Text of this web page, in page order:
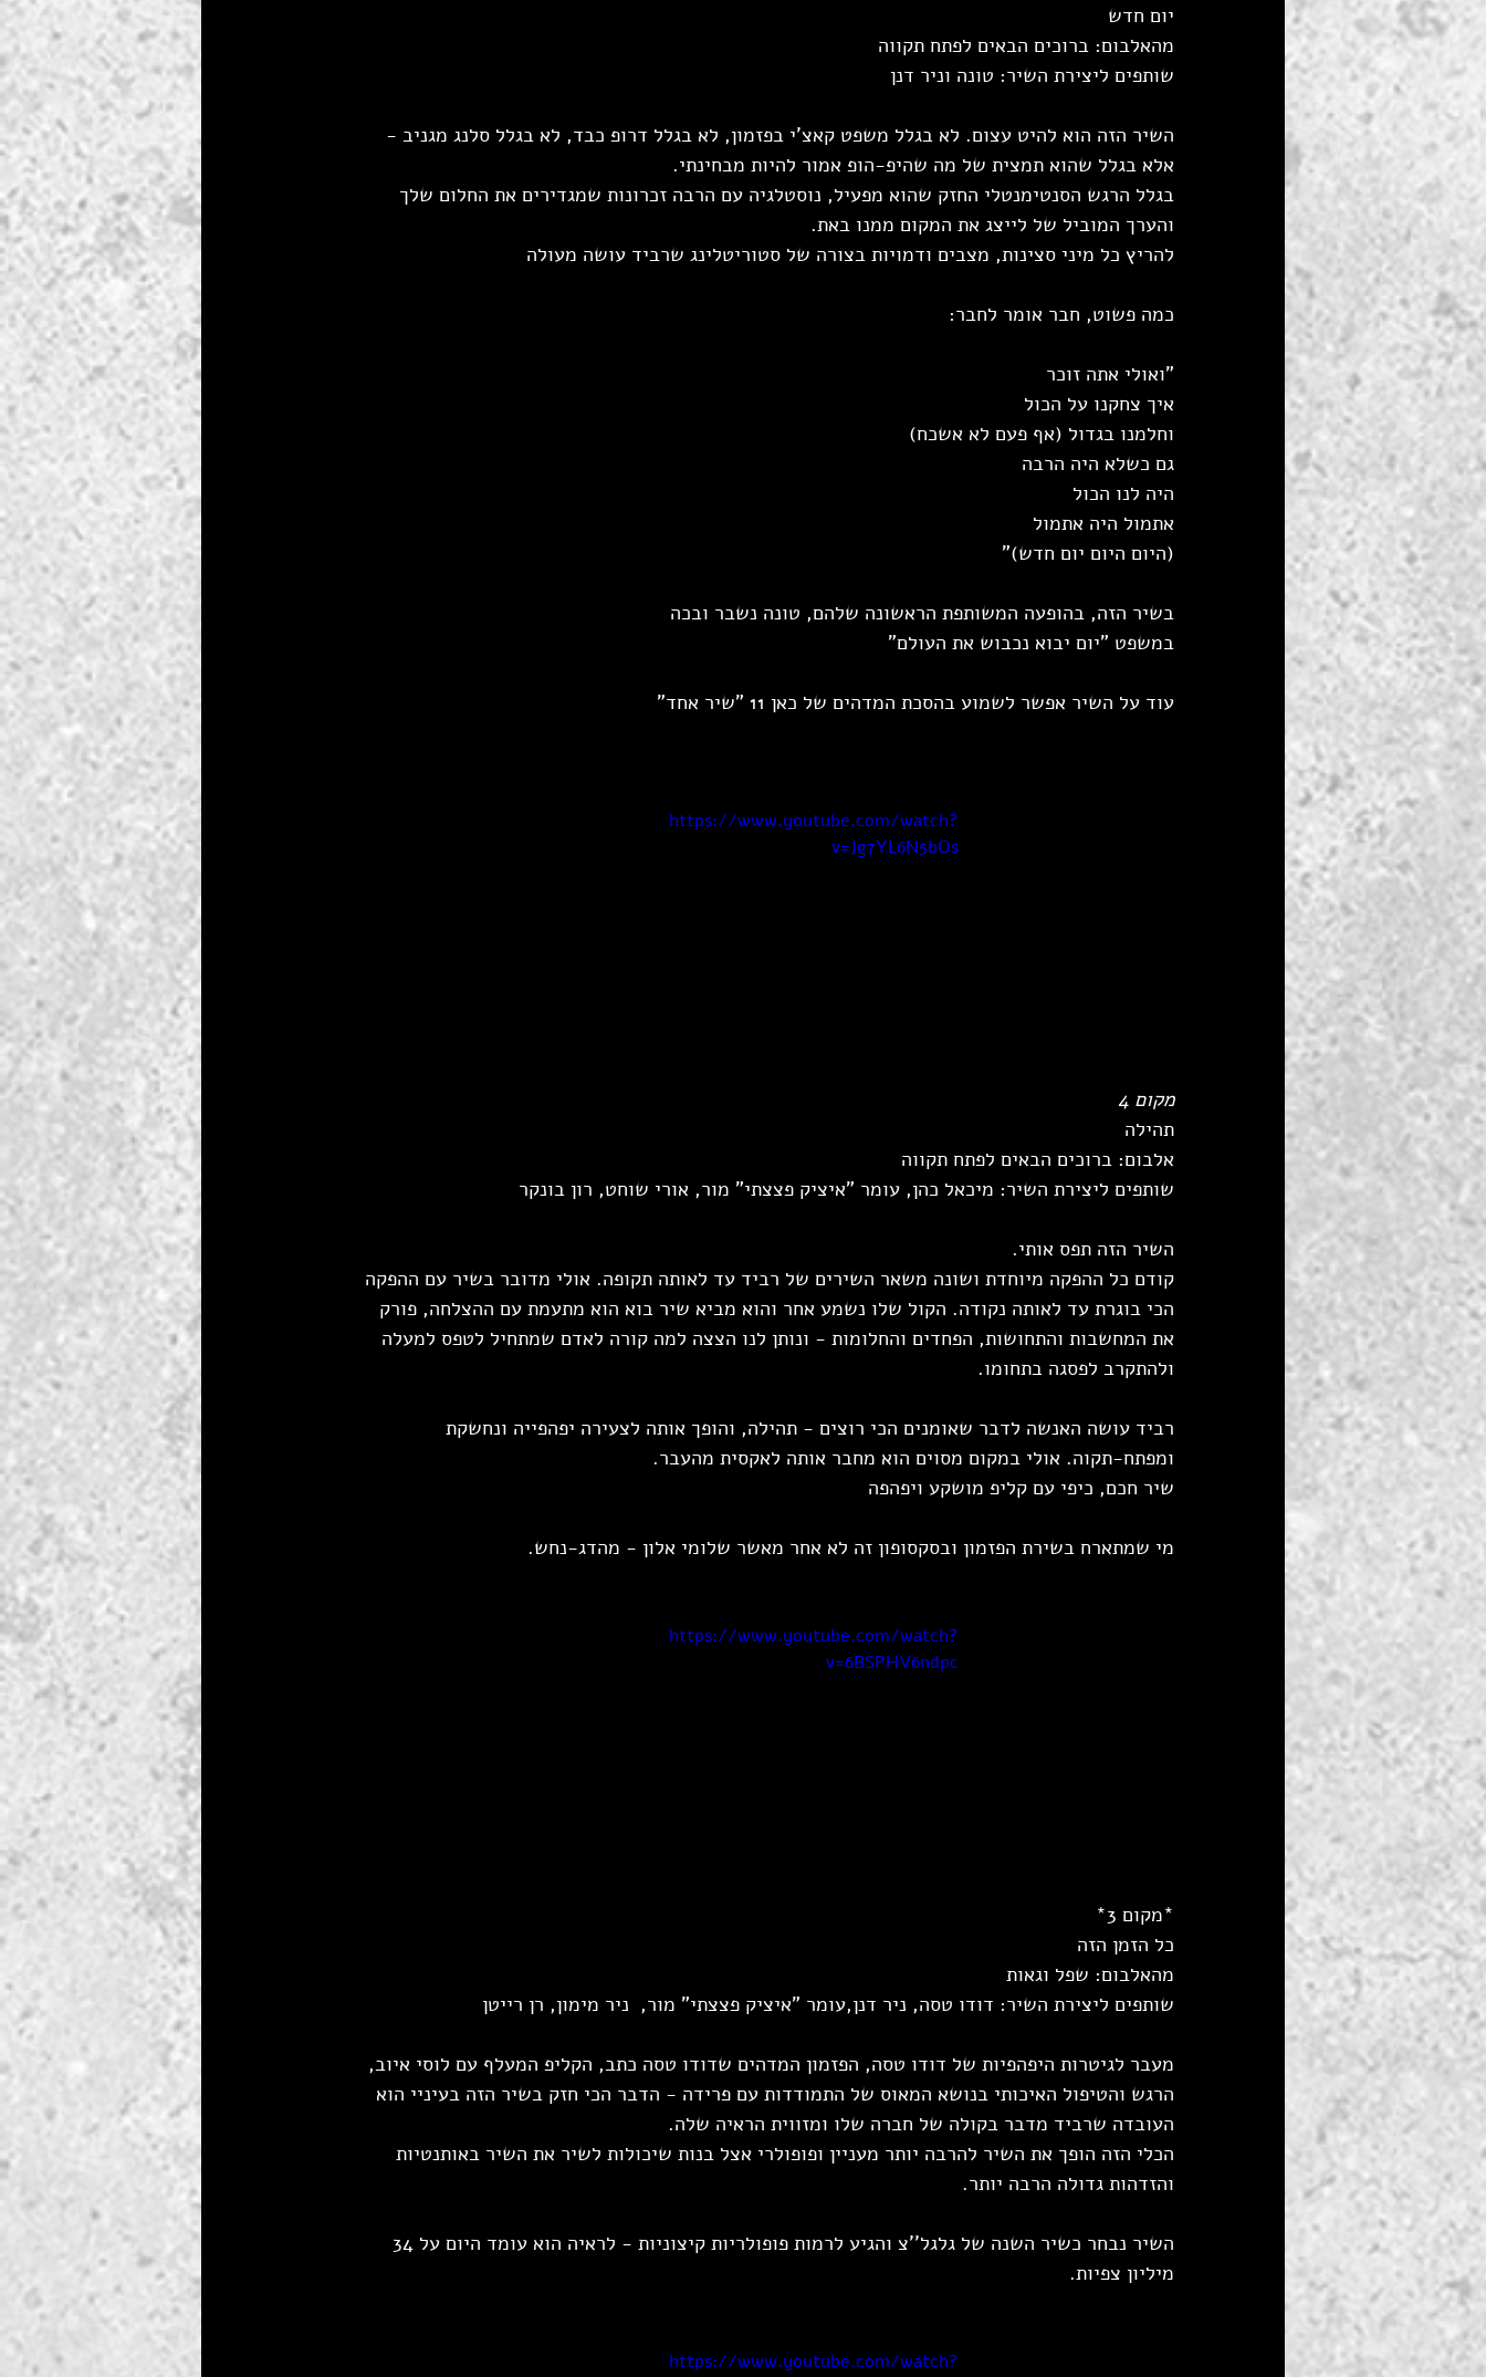
יום חדש
מהאלבום: ברוכים הבאים לפתח תקווה
שותפים ליצירת השיר: טונה וניר דנן
השיר הזה הוא להיט עצום. לא בגלל משפט קאצ'י בפזמון, לא בגלל דרופ כבד, לא בגלל סלנג מגניב -
אלא בגלל שהוא תמצית של מה שהיפ-הופ אמור להיות מבחינתי.
בגלל הרגש הסנטימנטלי החזק שהוא מפעיל, נוסטלגיה עם הרבה זכרונות שמגדירים את החלום שלך
והערך המוביל של לייצג את המקום ממנו באת.
להריץ כל מיני סצינות, מצבים ודמויות בצורה של סטוריטלינג שרביד עושה מעולה
כמה פשוט, חבר אומר לחבר:
"ואולי אתה זוכר
איך צחקנו על הכול
וחלמנו בגדול (אף פעם לא אשכח)
גם כשלא היה הרבה
היה לנו הכול
אתמול היה אתמול
(היום היום יום חדש)"
בשיר הזה, בהופעה המשותפת הראשונה שלהם, טונה נשבר ובכה
במשפט "יום יבוא נכבוש את העולם"
עוד על השיר אפשר לשמוע בהסכת המדהים של כאן 11 "שיר אחד"
https://www.youtube.com/watch?
v=Jg7YL6N5bOs
מקום 4
תהילה
אלבום: ברוכים הבאים לפתח תקווה
שותפים ליצירת השיר: מיכאל כהן, עומר "איציק פצצתי" מור, אורי שוחט, רון בונקר
השיר הזה תפס אותי.
קודם כל ההפקה מיוחדת ושונה משאר השירים של רביד עד לאותה תקופה. אולי מדובר בשיר עם ההפקה
הכי בוגרת עד לאותה נקודה. הקול שלו נשמע אחר והוא מביא שיר בוא הוא מתעמת עם ההצלחה, פורק
את המחשבות והתחושות, הפחדים והחלומות - ונותן לנו הצצה למה קורה לאדם שמתחיל לטפס למעלה
ולהתקרב לפסגה בתחומו.
רביד עושה האנשה לדבר שאומנים הכי רוצים - תהילה, והופך אותה לצעירה יפהפייה ונחשקת
ומפתח-תקוה. אולי במקום מסוים הוא מחבר אותה לאקסית מהעבר.
שיר חכם, כיפי עם קליפ מושקע ויפהפה
מי שמתארח בשירת הפזמון ובסקסופון זה לא אחר מאשר שלומי אלון - מהדג-נחש.
https://www.youtube.com/watch?
v=6BSPHV6ndpc
*מקום 3*
כל הזמן הזה
מהאלבום: שפל וגאות
שותפים ליצירת השיר: דודו טסה, ניר דנן,עומר "איציק פצצתי" מור,  ניר מימון, רן רייטן
מעבר לגיטרות היפהפיות של דודו טסה, הפזמון המדהים שדודו טסה כתב, הקליפ המעלף עם לוסי איוב,
הרגש והטיפול האיכותי בנושא המאוס של התמודדות עם פרידה - הדבר הכי חזק בשיר הזה בעיניי הוא
העובדה שרביד מדבר בקולה של חברה שלו ומזווית הראיה שלה.
הכלי הזה הופך את השיר להרבה יותר מעניין ופופולרי אצל בנות שיכולות לשיר את השיר באותנטיות
והזדהות גדולה הרבה יותר.
מיליון צפיות.
https://www.youtube.com/watch?